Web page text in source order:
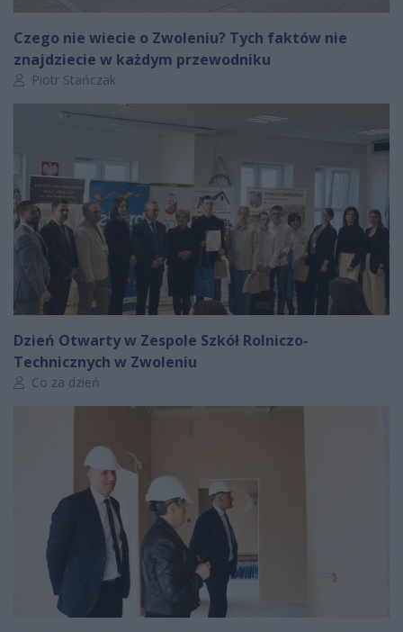
Czego nie wiecie o Zwoleniu? Tych faktów nie
znajdziecie w każdym przewodniku
Autor artykułu:
Piotr Stańczak
Dzień Otwarty w Zespole Szkół Rolniczo-
Technicznych w Zwoleniu
Autor artykułu:
Co za dzień